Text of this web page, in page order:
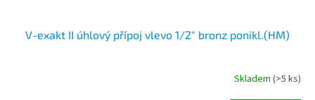
V-exakt II úhlový přípoj vlevo 1/2" bronz ponikl.(HM)
Skladem (>5 ks)